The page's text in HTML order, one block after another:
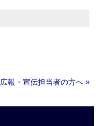
広報・宣伝担当者の方へ »